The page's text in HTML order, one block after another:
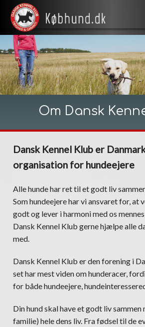
Om Dansk
Dansk Kennel Klub er
organisation for hundeejere
Alle hunde har ret til et godt liv
Som hundeejere har vi ansvaret for, at
godt og lever i harmoni med os
Dansk Kennel Klub gerne hjælpe alle
med.
Dansk Kennel Klub er den forening i
set har mest viden om hunderacer,
for både hundeejere,
Din hund skal have et godt liv sammen
familie) hele dens liv. Fra fødsel til de